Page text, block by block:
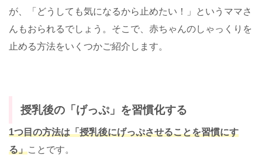
が、「どうしても気になるから止めたい！」というママさ
んもおられるでしょう。そこで、赤ちゃんのしゃっくりを
止める方法をいくつかご紹介します。
授乳後の「げっぷ」を習慣化する
1つ目の方法は「授乳後にげっぷさせることを習慣にす
る」ことです。